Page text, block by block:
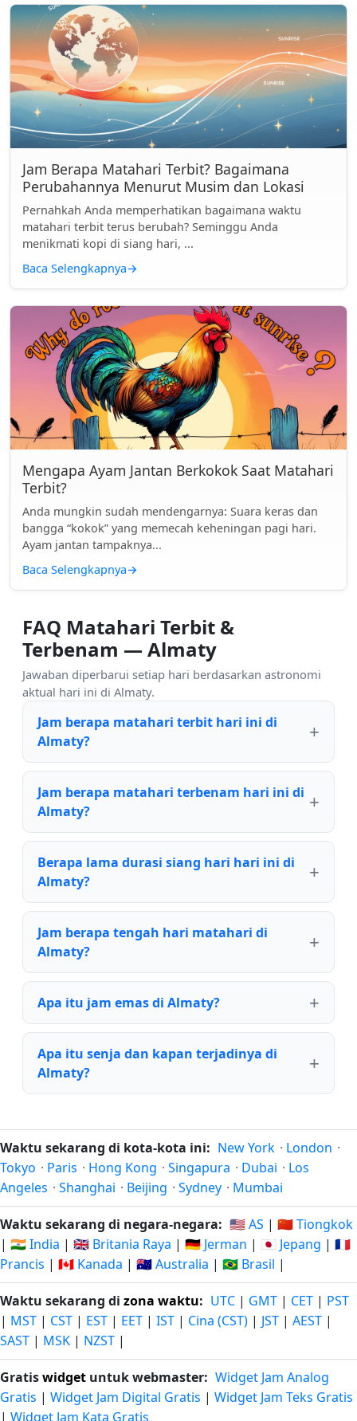
Jam Berapa Matahari Terbit? Bagaimana
Perubahannya Menurut Musim dan Lokasi
Pernahkah Anda memperhatikan bagaimana waktu
matahari terbit terus berubah? Seminggu Anda
menikmati kopi di siang hari, ...
Baca Selengkapnya→
Mengapa Ayam Jantan Berkokok Saat Matahari
Terbit?
Anda mungkin sudah mendengarnya: Suara keras dan
bangga “kokok” yang memecah keheningan pagi hari.
Ayam jantan tampaknya...
Baca Selengkapnya→
FAQ Matahari Terbit &
Terbenam — Almaty
Jawaban diperbarui setiap hari berdasarkan astronomi
aktual hari ini di Almaty.
Jam berapa matahari terbit hari ini di
Almaty?
Jam berapa matahari terbenam hari ini di
Almaty?
Berapa lama durasi siang hari hari ini di
Almaty?
Jam berapa tengah hari matahari di
Almaty?
Apa itu jam emas di Almaty?
Apa itu senja dan kapan terjadinya di
Almaty?
Waktu sekarang di kota-kota ini: New York · London ·
Tokyo · Paris · Hong Kong · Singapura · Dubai · Los
Angeles · Shanghai · Beijing · Sydney · Mumbai
Waktu sekarang di negara-negara: 🇺🇸 AS | 🇨🇳 Tiongkok
| 🇮🇳 India | 🇬🇧 Britania Raya | 🇩🇪 Jerman | 🇯🇵 Jepang | 🇫🇷
Prancis | 🇨🇦 Kanada | 🇦🇺 Australia | 🇧🇷 Brasil |
Waktu sekarang di zona waktu: UTC | GMT | CET | PST
| MST | CST | EST | EET | IST | Cina (CST) | JST | AEST |
SAST | MSK | NZST |
Gratiswidget untuk webmaster: Widget Jam Analog
Gratis | Widget Jam Digital Gratis | Widget Jam Teks Gratis
| Widget Jam Kata Gratis